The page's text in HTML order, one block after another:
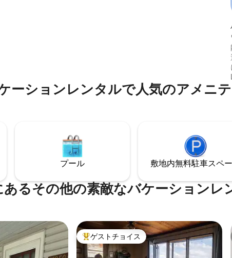
評価
ーションレンタルで人気のアメニ
プール 敷地内無料駐⁠車ス⁠ペ⁠
るその他の素敵なバケーションレ
です。 大好評のゲストチョイスです。
ゲストチョイス